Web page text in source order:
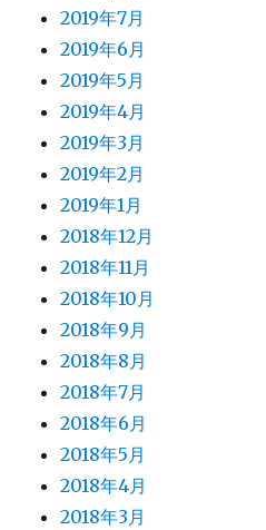
2019年7月
2019年6月
2019年5月
2019年4月
2019年3月
2019年2月
2019年1月
2018年12月
2018年11月
2018年10月
2018年9月
2018年8月
2018年7月
2018年6月
2018年5月
2018年4月
2018年3月